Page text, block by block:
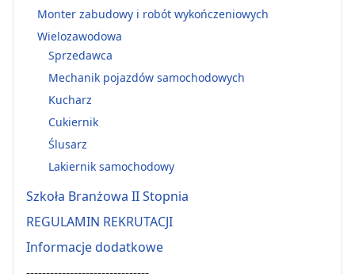
Monter zabudowy i robót wykończeniowych
Wielozawodowa
Sprzedawca
Mechanik pojazdów samochodowych
Kucharz
Cukiernik
Ślusarz
Lakiernik samochodowy
Szkoła Branżowa II Stopnia
REGULAMIN REKRUTACJI
Informacje dodatkowe